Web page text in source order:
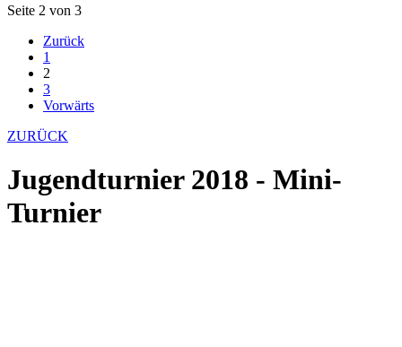
Seite 2 von 3
Zurück
1
2
3
Vorwärts
ZURÜCK
Jugendturnier 2018 - Mini-
Turnier